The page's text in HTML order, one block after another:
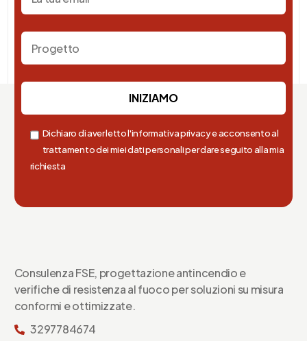
Dichiaro di aver letto l'informativa privacy e acconsento al
trattamento dei miei dati personali per dare seguito alla mia
richiesta
Consulenza FSE, progettazione antincendio e
verifiche di resistenza al fuoco per soluzioni su misura
conformi e ottimizzate.
3297784674